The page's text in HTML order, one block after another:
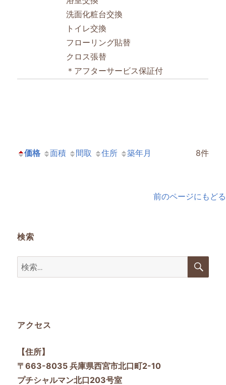
洗面化粧台交換
トイレ交換
フローリング貼替
クロス張替
＊アフターサービス保証付
価格 面積 間取 住所 築年月 8件
前のページにもどる
検索
検
索:
検
アクセス
【住所】
〒663-8035 兵庫県西宮市北口町2-10
プチシャルマン北口203号室